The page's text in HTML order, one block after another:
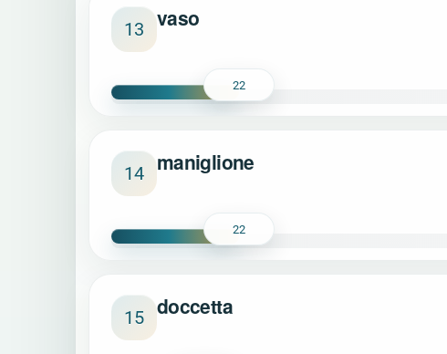
13 vaso
22
14 maniglione
22
15 doccetta